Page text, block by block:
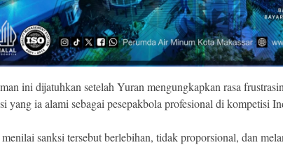
ini dijatuhkan setelah Yuran mengungkapkan rasa
yang ia alami sebagai pesepakbola profesional di kompetisi
sanksi tersebut berlebihan, tidak proporsional, dan